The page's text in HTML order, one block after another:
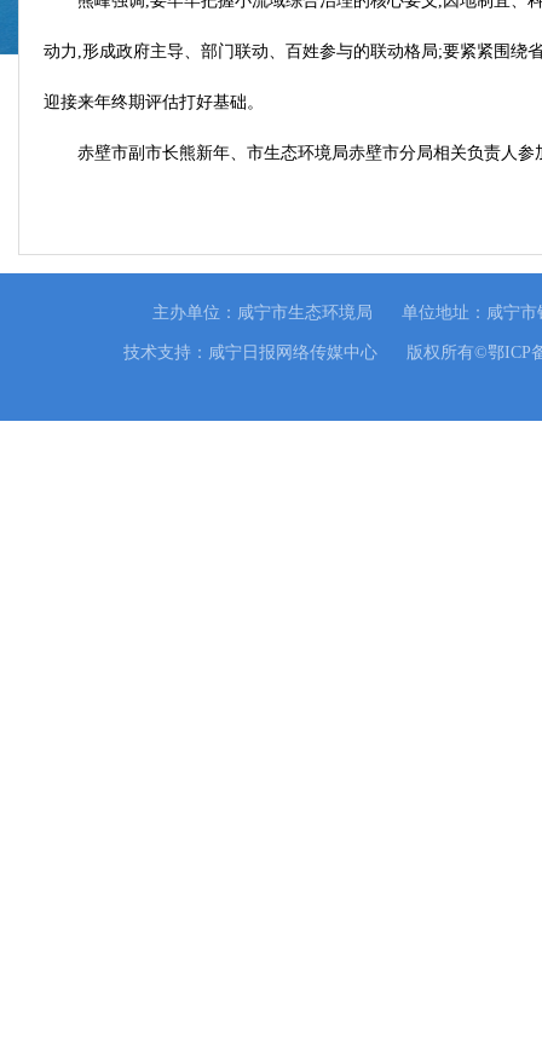
动力,形成政府主导、部门联动、百姓参与的联动格局;要紧紧围绕
迎接来年终期评估打好基础。
赤壁市副市长熊新年、市生态环境局赤壁市分局相关负责人参
主办单位：咸宁市生态环境局 单位地址：咸宁市
技术支持：咸宁日报网络传媒中心 版权所有©鄂ICP